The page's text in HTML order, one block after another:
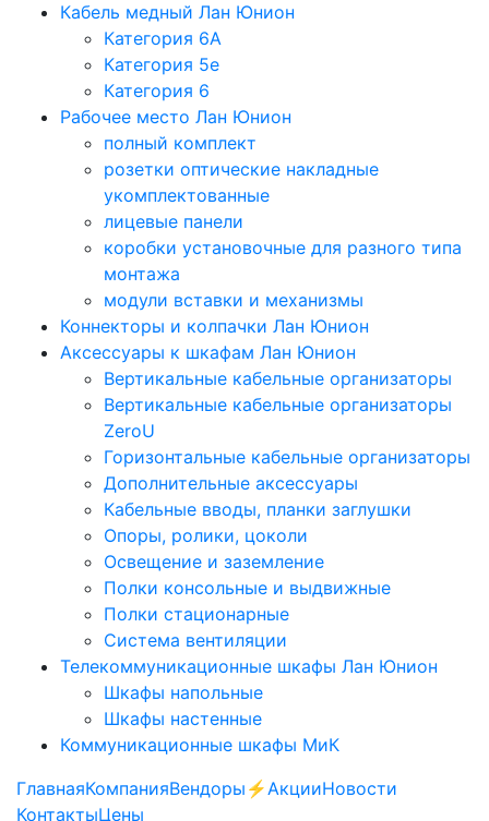
Кабель медный Лан Юнион
Категория 6A
Категория 5e
Категория 6
Рабочее место Лан Юнион
полный комплект
розетки оптические накладные
укомплектованные
лицевые панели
коробки установочные для разного типа
монтажа
модули вставки и механизмы
Коннекторы и колпачки Лан Юнион
Аксессуары к шкафам Лан Юнион
Вертикальные кабельные организаторы
Вертикальные кабельные организаторы
ZeroU
Горизонтальные кабельные организаторы
Дополнительные аксессуары
Кабельные вводы, планки заглушки
Опоры, ролики, цоколи
Освещение и заземление
Полки консольные и выдвижные
Полки стационарные
Система вентиляции
Телекоммуникационные шкафы Лан Юнион
Шкафы напольные
Шкафы настенные
Коммуникационные шкафы МиК
ГлавнаяКомпанияВендоры ⚡️АкцииНовости
КонтактыЦены